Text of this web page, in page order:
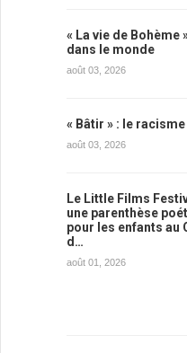
« La vie de Bohème
dans le monde
août 03, 2026
« Bâtir » : le
août 03, 2026
Le Little Films
une parenthèse
pour les enfants au
d…
août 01, 2026